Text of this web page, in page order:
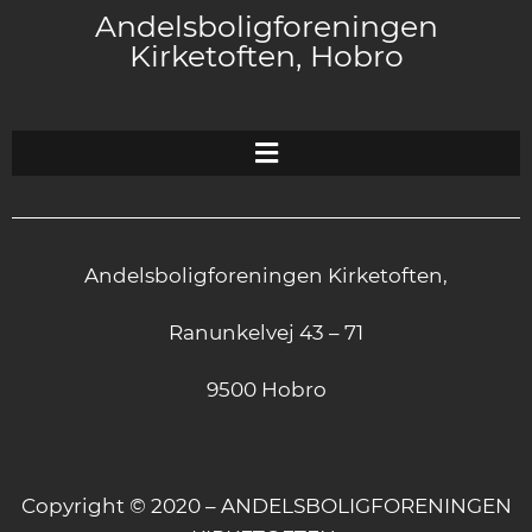
Andelsboligforeningen
Kirketoften, Hobro
Andelsboligforeningen Kirketoften,
Ranunkelvej 43 – 71
9500 Hobro
Copyright © 2020 – ANDELSBOLIGFORENINGEN